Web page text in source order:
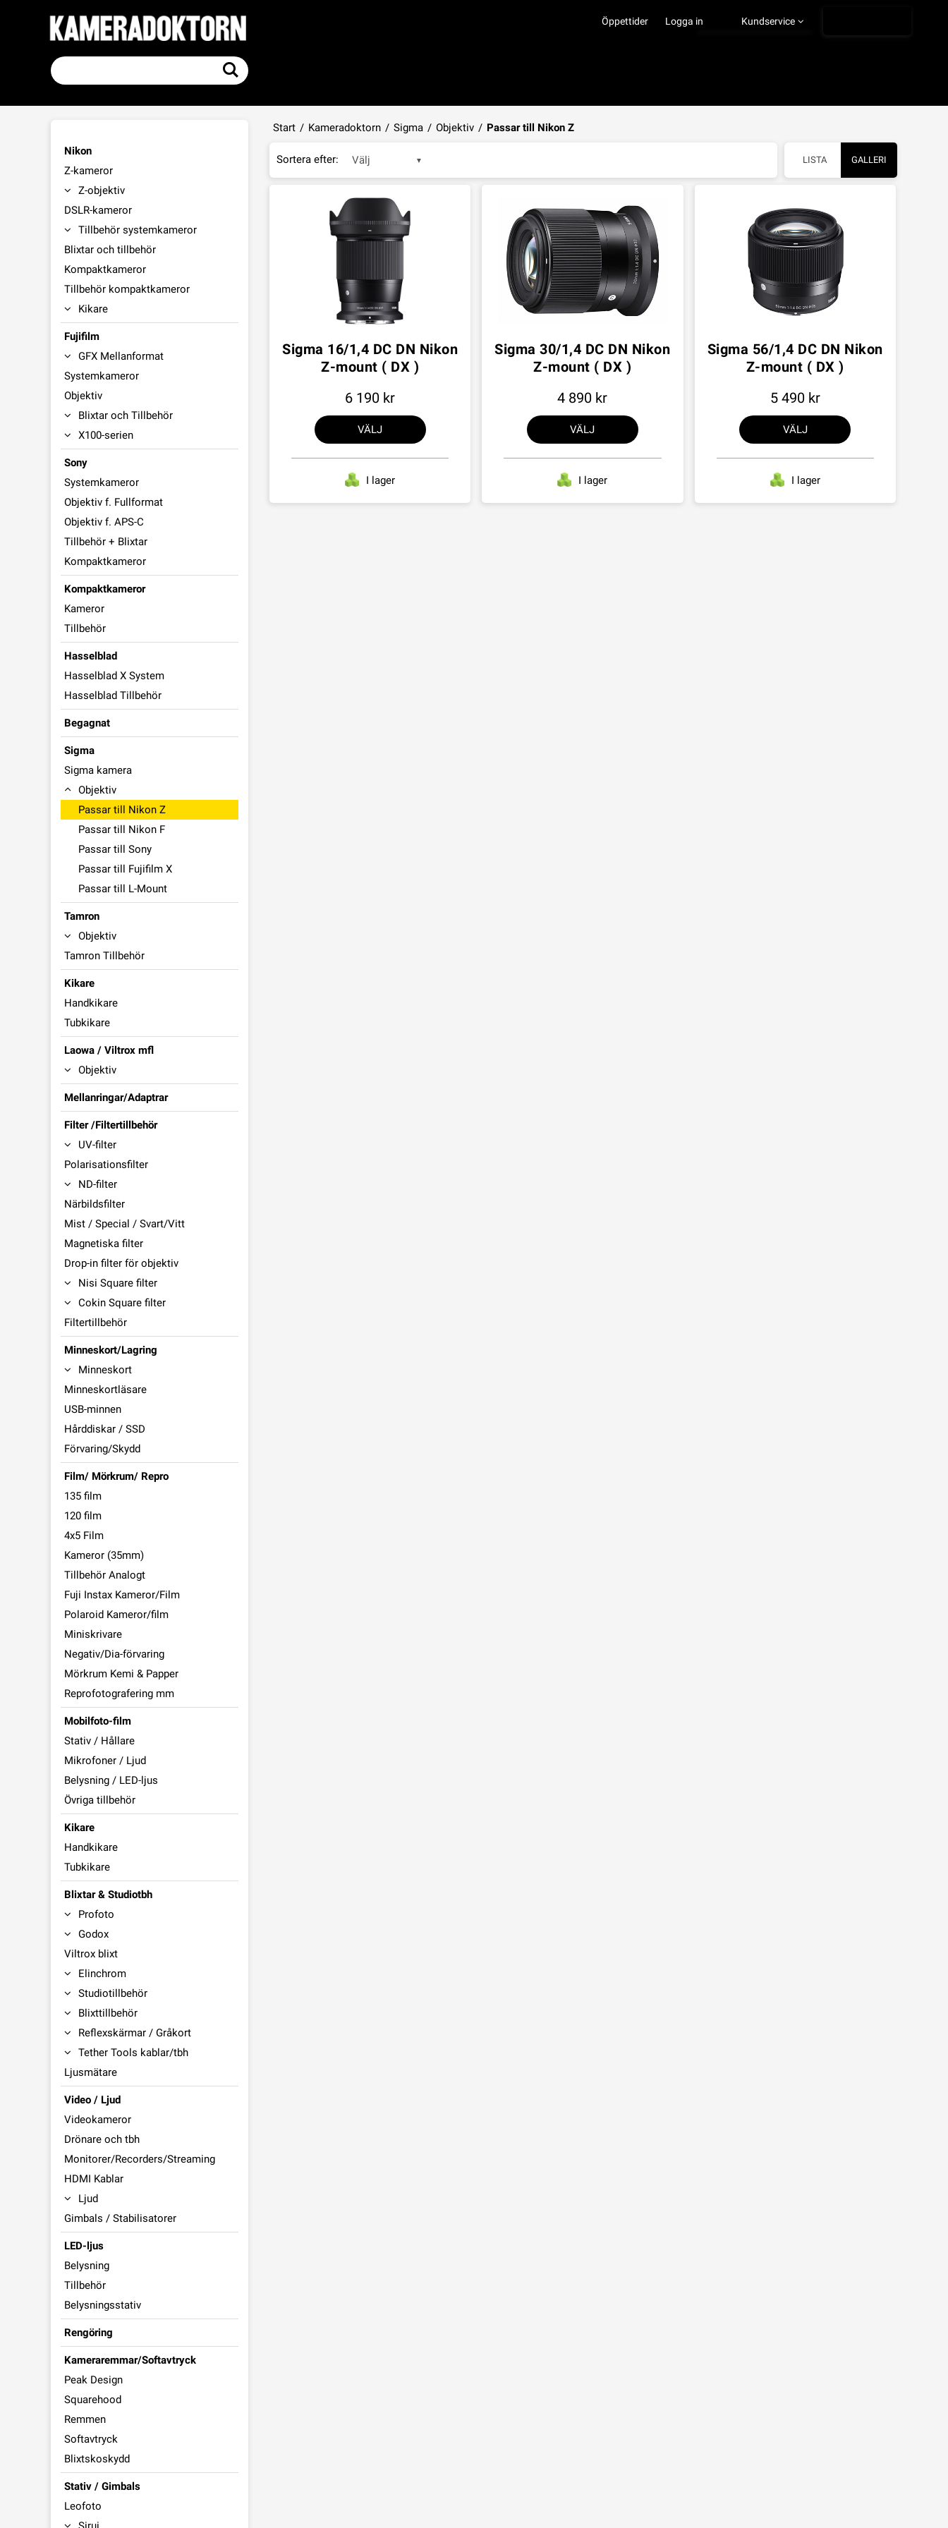
Öppettider Kundservice
Ångra köp
Logga in
Start / Kameradoktorn / Sigma / Objektiv / Passar till Nikon Z
Nikon
Z-kameror
Z-objektiv
DSLR-kameror
Tillbehör systemkameror
Blixtar och tillbehör
Kompaktkameror
Tillbehör kompaktkameror
Kikare
Fujifilm
GFX Mellanformat
Systemkameror
Objektiv
Blixtar och Tillbehör
X100-serien
Sony
Systemkameror
Objektiv f. Fullformat
Objektiv f. APS-C
Tillbehör + Blixtar
Kompaktkameror
Kompaktkameror
Kameror
Tillbehör
Hasselblad
Hasselblad X System
Hasselblad Tillbehör
Begagnat
Sigma
Sigma kamera
Objektiv
Passar till Nikon Z
Passar till Nikon F
Passar till Sony
Passar till Fujifilm X
Passar till L-Mount
Tamron
Objektiv
Tamron Tillbehör
Kikare
Handkikare
Tubkikare
Laowa / Viltrox mfl
Objektiv
Mellanringar/Adaptrar
Filter /Filtertillbehör
UV-filter
Polarisationsfilter
ND-filter
Närbildsfilter
Mist / Special / Svart/Vitt
Magnetiska filter
Drop-in filter för objektiv
Nisi Square filter
Cokin Square filter
Filtertillbehör
Minneskort/Lagring
Minneskort
Minneskortläsare
USB-minnen
Hårddiskar / SSD
Förvaring/Skydd
Film/ Mörkrum/ Repro
135 film
120 film
4x5 Film
Kameror (35mm)
Tillbehör Analogt
Fuji Instax Kameror/Film
Polaroid Kameror/film
Miniskrivare
Negativ/Dia-förvaring
Mörkrum Kemi & Papper
Reprofotografering mm
Mobilfoto-film
Stativ / Hållare
Mikrofoner / Ljud
Belysning / LED-ljus
Övriga tillbehör
Kikare
Handkikare
Tubkikare
Blixtar & Studiotbh
Profoto
Godox
Viltrox blixt
Elinchrom
Studiotillbehör
Blixttillbehör
Reflexskärmar / Gråkort
Tether Tools kablar/tbh
Ljusmätare
Video / Ljud
Videokameror
Drönare och tbh
Monitorer/Recorders/Streaming
HDMI Kablar
Ljud
Gimbals / Stabilisatorer
LED-ljus
Belysning
Tillbehör
Belysningsstativ
Rengöring
Kameraremmar/Softavtryck
Peak Design
Squarehood
Remmen
Softavtryck
Blixtskoskydd
Stativ / Gimbals
Leofoto
Sortera efter: Välj LISTA GALLERI
Sigma 16/1,4 DC DN Nikon
Z-mount ( DX )
6 190
VÄLJ
I lager
Sigma 30/1,4 DC DN Nikon
Z-mount ( DX )
4 890
VÄLJ
I lager
Sigma 56/1,4 DC DN Nikon
Z-mount ( DX )
5 490
VÄLJ
I lager